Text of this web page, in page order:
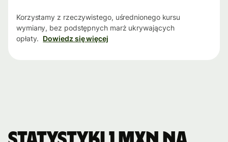
Korzystamy z rzeczywistego, uśrednionego kursu
wymiany, bez podstępnych marż ukrywających
opłaty. Dowiedz się więcej